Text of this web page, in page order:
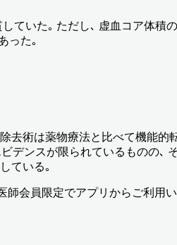
いた｡ ただし､ 虚血コア体積
った｡
術は薬物療法と比べて機能的
ンスが限られているものの､
ている｡
師会員限定でアプリからご利用い